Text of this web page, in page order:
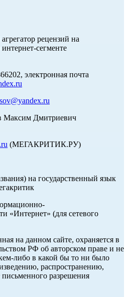
рецензий на
сегменте
электронная почта
Максим Дмитриевич
(МЕГАКРИТИК.РУ)
на государственный язык
«Интернет» (для сетевого
на данном сайте, охраняется в
РФ об авторском праве и не
либо в какой бы то ни было
распространению,
письменного разрешения